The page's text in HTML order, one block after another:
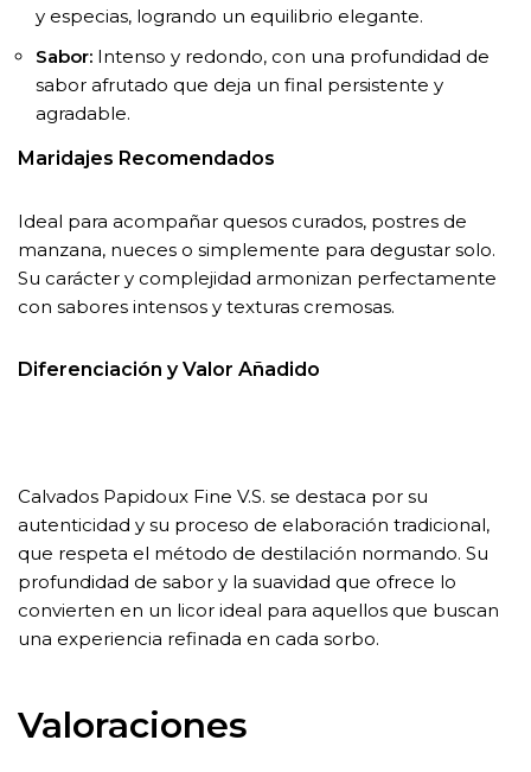
y especias, logrando un equilibrio elegante.
Sabor: Intenso y redondo, con una profundidad de
sabor afrutado que deja un final persistente y
agradable.
Maridajes Recomendados
Ideal para acompañar quesos curados, postres de
manzana, nueces o simplemente para degustar solo.
Su carácter y complejidad armonizan perfectamente
con sabores intensos y texturas cremosas.
Diferenciación y Valor Añadido
Calvados Papidoux Fine V.S. se destaca por su
autenticidad y su proceso de elaboración tradicional,
que respeta el método de destilación normando. Su
profundidad de sabor y la suavidad que ofrece lo
convierten en un licor ideal para aquellos que buscan
una experiencia refinada en cada sorbo.
Valoraciones